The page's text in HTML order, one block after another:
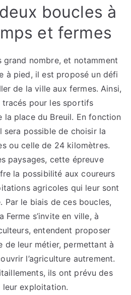
boucles à
et fermes
nombre, et notamment
à pied, il est proposé un défi
de la ville aux fermes. Ainsi,
pour les sportifs
la place du Breuil. En fonction
sera possible de choisir la
ou celle de 24 kilomètres.
paysages, cette épreuve
la possibilité aux coureurs
agricoles qui leur sont
Par le biais de ces boucles,
Ferme s’invite en ville, à
entendent proposer
de leur métier, permettant à
l’agriculture autrement.
ils ont prévu des
exploitation.